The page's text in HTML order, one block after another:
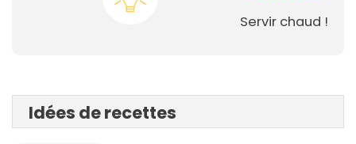
Servir chaud !
Idées de recettes